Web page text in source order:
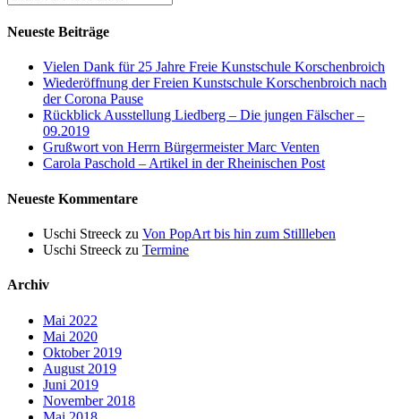
Neueste Beiträge
Vielen Dank für 25 Jahre Freie Kunstschule Korschenbroich
Wiederöffnung der Freien Kunstschule Korschenbroich nach
der Corona Pause
Rückblick Ausstellung Liedberg – Die jungen Fälscher –
09.2019
Grußwort von Herrn Bürgermeister Marc Venten
Carola Paschold – Artikel in der Rheinischen Post
Neueste Kommentare
Uschi Streeck zu Von PopArt bis hin zum Stillleben
Uschi Streeck zu Termine
Archiv
Mai 2022
Mai 2020
Oktober 2019
August 2019
Juni 2019
November 2018